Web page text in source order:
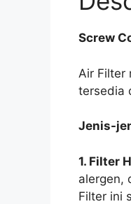
Screw
Air Filter
tersedia
Jenis-
1. Filter
alergen,
Filter ini